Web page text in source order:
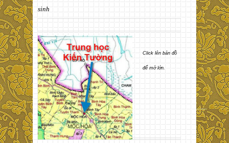
sinh
Click lên bản đồ
để mở lớn.